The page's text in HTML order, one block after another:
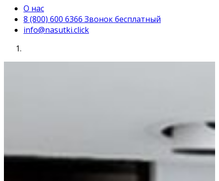
О нас
8 (800) 600 6366 Звонок бесплатный
info@nasutki.click